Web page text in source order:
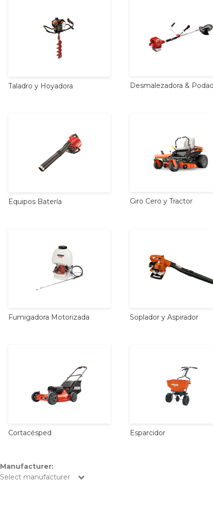
Taladro y Hoyadora Desmalezadora &
Equipos Batería Giro Cero y Tractor
Fumigadora Motorizada Soplador y Aspirador
Cortacésped Esparcidor
Manufacturer:
Select manufacturer